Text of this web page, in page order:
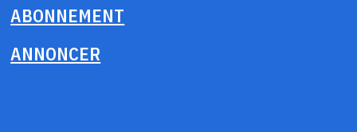
ABONNEMENT
ANNONCER